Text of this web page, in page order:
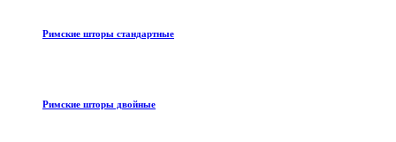
Римские шторы стандартные
Римские шторы двойные